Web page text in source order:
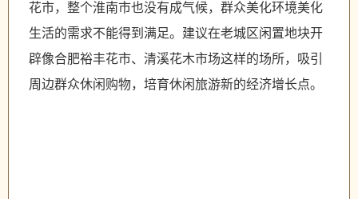
花市，整个淮南市也没有成气候，群众美化环境美化
生活的需求不能得到满足。建议在老城区闲置地块开
辟像合肥裕丰花市、清溪花木市场这样的场所，吸引
周边群众休闲购物，培育休闲旅游新的经济增长点。